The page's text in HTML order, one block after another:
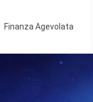
Finanza Agevolata